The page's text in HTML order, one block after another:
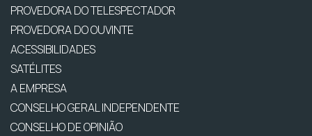
PROVEDORA DO TELESPECTADOR
PROVEDORA DO OUVINTE
ACESSIBILIDADES
SATÉLITES
A EMPRESA
CONSELHO GERAL INDEPENDENTE
CONSELHO DE OPINIÃO